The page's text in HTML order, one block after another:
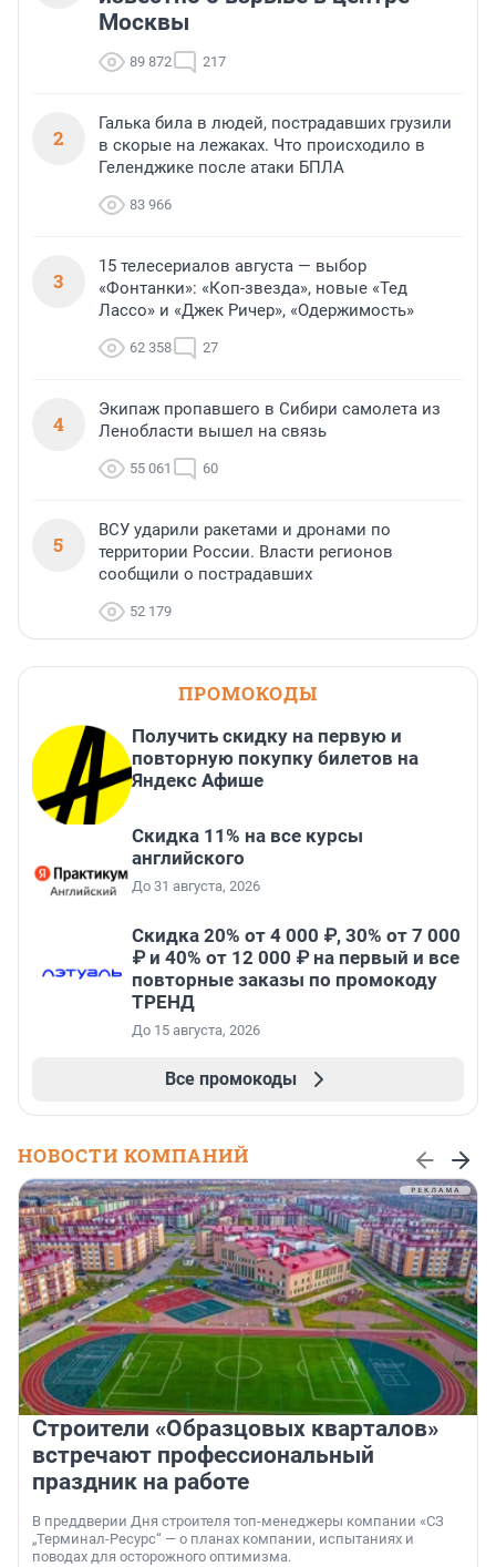
Москвы
89 872 217
2
Галька била в людей, пострадавших грузили
в скорые на лежаках. Что происходило в
Геленджике после атаки БПЛА
83 966
3
15 телесериалов августа — выбор
«Фонтанки»: «Коп-звезда», новые «Тед
Лассо» и «Джек Ричер», «Одержимость»
62 358 27
4
Экипаж пропавшего в Сибири самолета из
Ленобласти вышел на связь
55 061 60
5
ВСУ ударили ракетами и дронами по
территории России. Власти регионов
сообщили о пострадавших
52 179
ПРОМОКОДЫ
Получить скидку на первую и
повторную покупку билетов на
Яндекс Афише
Скидка 11% на все курсы
английского
До 31 августа, 2026
Скидка 20% от 4 000 ₽, 30% от 7 000
₽ и 40% от 12 000 ₽ на первый и все
повторные заказы по промокоду
ТРЕНД
До 15 августа, 2026
Все промокоды
НОВОСТИ КОМПАНИЙ
Строители «Образцовых кварталов»
встречают профессиональный
праздник на работе
В преддверии Дня строителя топ-менеджеры компании «СЗ
„Терминал-Ресурс“ — о планах компании, испытаниях и
поводах для осторожного оптимизма.